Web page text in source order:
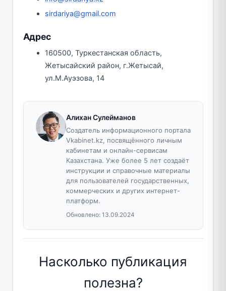
sirdariya@gmail.com
Адрес
160500, Туркестанская область,
Жетысайский район, г.Жетысай,
ул.М.Ауэзова, 14
Алихан Сулейманов
Создатель информационного портала
Vkabinet.kz, посвящённого личным
кабинетам и онлайн-сервисам
Казахстана. Уже более 5 лет создаёт
инструкции и справочные материалы
для пользователей государственных,
коммерческих и других интернет-
платформ.
Обновлено: 13.09.2024
Насколько публикация
полезна?